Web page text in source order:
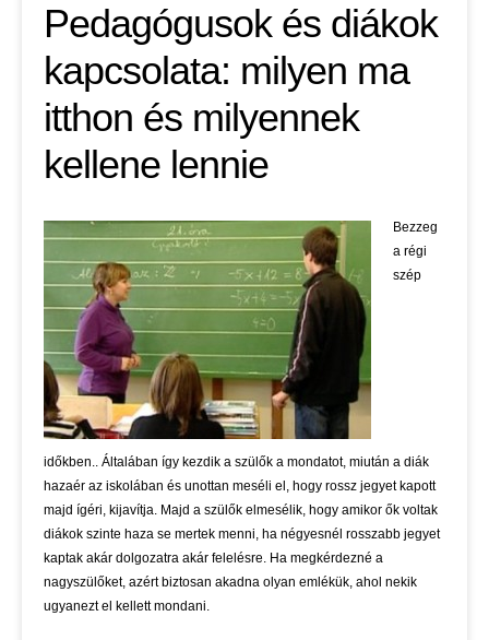
Pedagógusok és diákok
kapcsolata: milyen ma
itthon és milyennek
kellene lennie
Bezzeg
a régi
szép
időkben.. Általában így kezdik a szülők a mondatot, miután a diák
hazaér az iskolában és unottan meséli el, hogy rossz jegyet kapott
majd ígéri, kijavítja. Majd a szülők elmesélik, hogy amikor ők voltak
diákok szinte haza se mertek menni, ha négyesnél rosszabb jegyet
kaptak akár dolgozatra akár felelésre. Ha megkérdezné a
nagyszülőket, azért biztosan akadna olyan emlékük, ahol nekik
ugyanezt el kellett mondani.